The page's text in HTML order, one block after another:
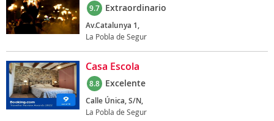
9.7 Extraordinario
Av.Catalunya 1,
La Pobla de Segur
Casa Escola
8.8 Excelente
Calle Única, S/N,
La Pobla de Segur